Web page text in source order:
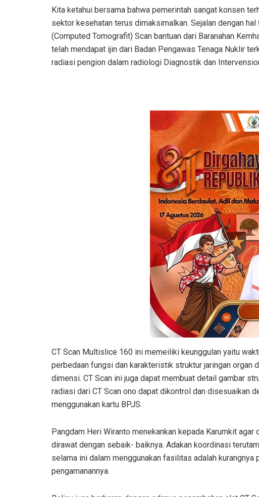
Kita ketahui bersama bahwa pemerintah sangat konsen
sektor kesehatan terus dimaksimalkan. Sejalan dengan
(Computed Tomografit) Scan bantuan dari Baranahan
telah mendapat ijin dari Badan Pengawas Tenaga Nuklir
radiasi pengion dalam radiologi Diagnostik dan
CT Scan Multislice 160 ini memeiliki keunggulan yaitu
perbedaan fungsi dan karakteristik struktur jaringan organ
dimensi. CT Scan ini juga dapat membuat detail gambar
radiasi dari CT Scan ono dapat dikontrol dan disesuaikan
menggunakan kartu BPJS.
Pangdam Heri Wiranto menekankan kepada Karumkit
dirawat dengan sebaik- baiknya. Adakan koordinasi
selama ini dalam menggunakan fasilitas adalah kurangnya
pengamanannya.